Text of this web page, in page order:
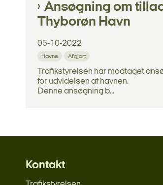
Ansøgning om
Thyborøn Havn
05-10-2022
Havne Afgjort
Trafikstyrelsen har modtaget
for udvidelsen af havnen.
Denne ansøgning b...
Kontakt